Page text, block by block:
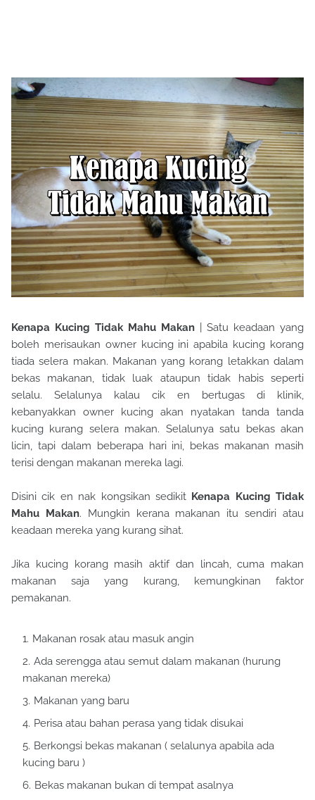
Kenapa Kucing Tidak Mahu Makan | Satu keadaan yang
boleh merisaukan owner kucing ini apabila kucing korang
tiada selera makan. Makanan yang korang letakkan dalam
bekas makanan, tidak luak ataupun tidak habis seperti
selalu. Selalunya kalau cik en bertugas di klinik,
kebanyakkan owner kucing akan nyatakan tanda tanda
kucing kurang selera makan. Selalunya satu bekas akan
licin, tapi dalam beberapa hari ini, bekas makanan masih
terisi dengan makanan mereka lagi.
Disini cik en nak kongsikan sedikit Kenapa Kucing Tidak
Mahu Makan. Mungkin kerana makanan itu sendiri atau
keadaan mereka yang kurang sihat.
Jika kucing korang masih aktif dan lincah, cuma makan
makanan saja yang kurang, kemungkinan faktor
pemakanan.
Makanan rosak atau masuk angin
Ada serengga atau semut dalam makanan (hurung
makanan mereka)
Makanan yang baru
Perisa atau bahan perasa yang tidak disukai
Berkongsi bekas makanan ( selalunya apabila ada
kucing baru )
Bekas makanan bukan di tempat asalnya